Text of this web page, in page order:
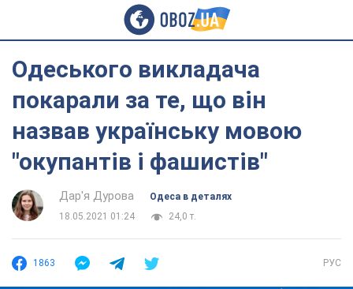
Одеського викладача
покарали за те, що він
назвав українську мовою
"окупантів і фашистів"
Дар'я Дурова
Одеса в деталях
18.05.2021 01:24
24,0 т.
1863 РУС